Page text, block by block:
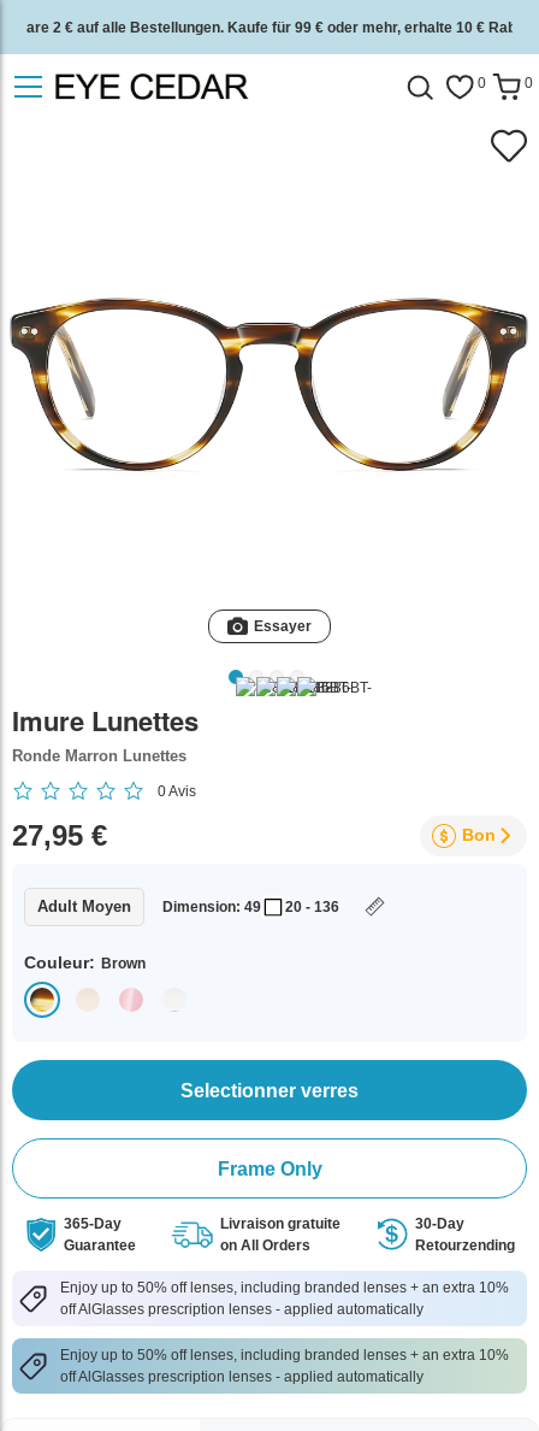
Spare 2 € auf alle Bestellungen. Kaufe für 99 € oder mehr, erhalte 10 € Rabatt.
2 Jahre Qualitätsgarantie und 30 Tage Geld-zurück-Garantie. 0 0
Essayer
Imure Lunettes
Ronde Marron Lunettes
0Avis
27,95 € Bon
Adult Moyen Dimension: 49 20 - 136
Couleur: Brown
Selectionner verres
Frame Only
365-Day
Guarantee
Livraison gratuite
on All Orders
30-Day
Retourzending
Enjoy up to 50% off lenses, including branded lenses + an extra 10%
off AlGlasses prescription lenses - applied automatically
Enjoy up to 50% off lenses, including branded lenses + an extra 10%
off AlGlasses prescription lenses - applied automatically